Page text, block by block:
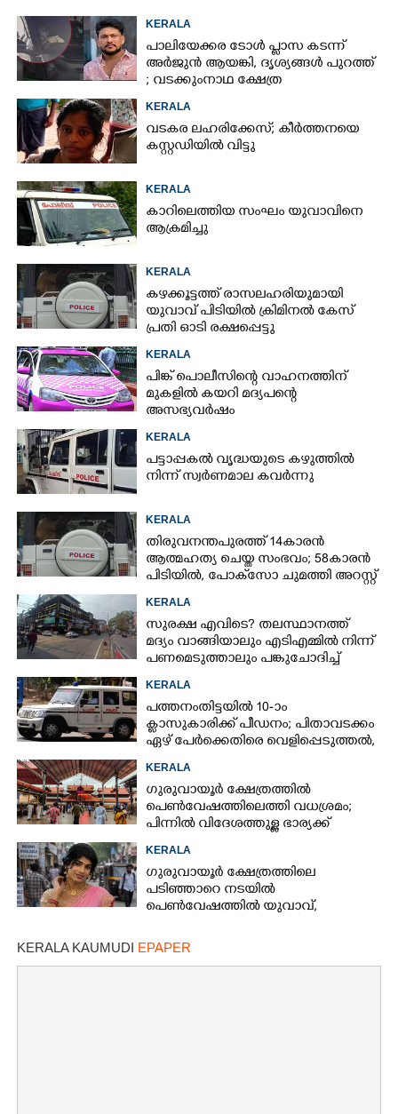
KERALA
പാലിയേക്കര ടോൾ പ്ലാസ കടന്ന്
അർജുൻ ആയങ്കി,​ ദൃശ്യങ്ങൾ പുറത്ത്
; വടക്കുംനാഥ ക്ഷേത്ര
പോസ്റ്റ്
KERALA
വടകര ലഹരിക്കേസ്; കീർത്തനയെ
കസ്റ്റഡിയിൽ വിട്ടു
KERALA
കാറിലെത്തിയ സംഘം യുവാവിനെ
ആക്രമിച്ചു
KERALA
കഴക്കൂട്ടത്ത് രാസലഹരിയുമായി
യുവാവ് പിടിയിൽ ക്രിമിനൽ കേസ്
പ്രതി ഓടി രക്ഷപ്പെട്ടു
KERALA
പിങ്ക് പൊലീസിന്റെ വാഹനത്തിന്
മുകളിൽ കയറി മദ്യപന്റെ
അസഭ്യവ‌ർഷം
KERALA
പട്ടാപ്പകൽ വൃദ്ധയുടെ കഴുത്തിൽ
നിന്ന് സ്വർണമാല കവർന്നു
KERALA
തിരുവനന്തപുരത്ത് 14കാരൻ
ആത്മഹത്യ ചെയ്ത സംഭവം; 58കാരൻ
പിടിയിൽ, പോക്‌സോ ചുമത്തി അറസ്റ്റ്
KERALA
സുരക്ഷ എവിടെ?​ തലസ്ഥാനത്ത്
മദ്യം വാങ്ങിയാലും എടിഎമ്മിൽ നിന്ന്
പണമെടുത്താലും പങ്കുചോദിച്ച്
KERALA
പത്തനംതിട്ടയിൽ 10-ാം
ക്ലാസുകാരിക്ക് പീഡനം; പിതാവടക്കം
ഏഴ് പേർക്കെതിരെ വെളിപ്പെടുത്തൽ,
KERALA
ഗുരുവായൂർ ക്ഷേത്രത്തിൽ
പെൺവേഷത്തിലെത്തി വധശ്രമം;
പിന്നിൽ വിദേശത്തുള്ള ഭാര്യക്ക്
KERALA
ഗുരുവായൂർ ക്ഷേത്രത്തിലെ
പടിഞ്ഞാറെ നടയിൽ
പെൺവേഷത്തിൽ യുവാവ്,​
തെളിഞ്ഞത് വൻഗൂഢാലോചന
KERALA KAUMUDI EPAPER